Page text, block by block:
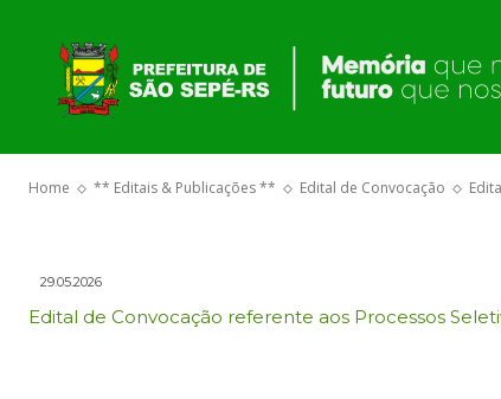
Home ** Editais & Publicações ** Edital de Convocação
aos
e 02/2026.
29.05.2026
Edital de Convocação referente aos Processos